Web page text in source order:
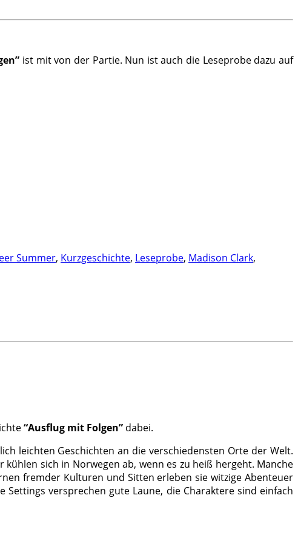
ist mit von der Partie. Nun ist auch die Leseprobe dazu auf
Summer, Kurzgeschichte, Leseprobe, Madison Clark,
“Ausflug mit Folgen” dabei.
leichten Geschichten an die verschiedensten Orte der Welt.
sich in Norwegen ab, wenn es zu heiß hergeht. Manche
fremder Kulturen und Sitten erleben sie witzige Abenteuer
versprechen gute Laune, die Charaktere sind einfach